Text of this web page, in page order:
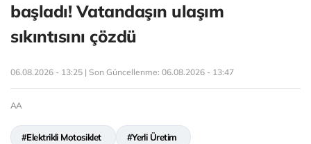
başladı! Vatandaşın ulaşım
sıkıntısını çözdü
06.08.2026 - 13:25 | Son Güncellenme: 06.08.2026 - 13:47
AA
#Elektrikli Motosiklet #Yerli Üretim